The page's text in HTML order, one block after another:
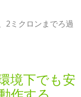
2ミクロンまでろ過
境下でも安